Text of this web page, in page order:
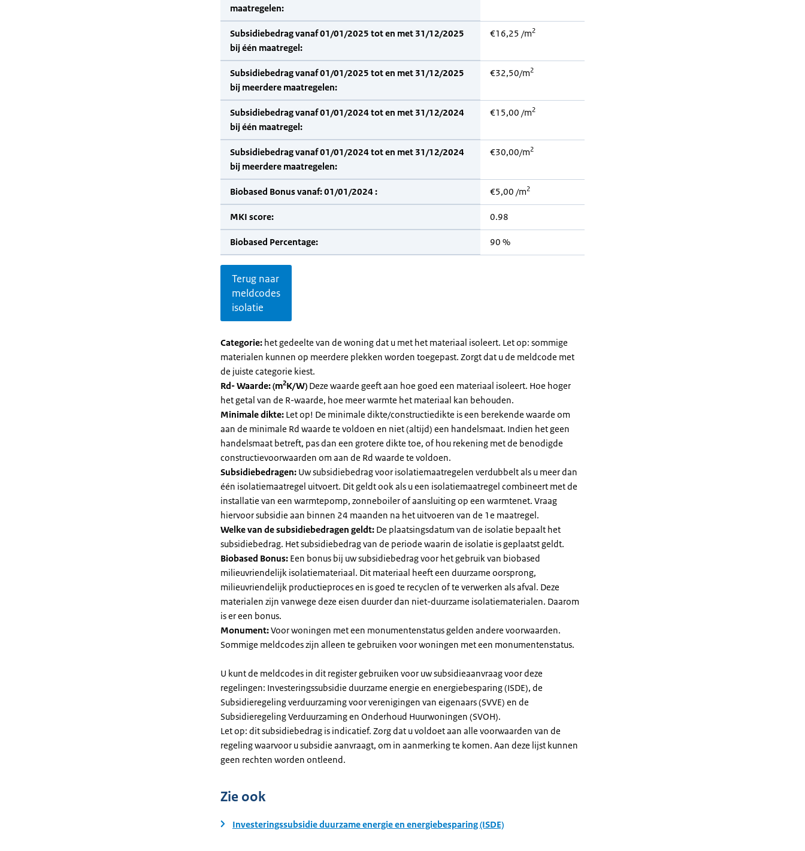
maatregelen:
Subsidiebedrag vanaf 01/01/2025 tot en met 31/12/2025
bij één maatregel:
€16,25 /m2
Subsidiebedrag vanaf 01/01/2025 tot en met 31/12/2025
bij meerdere maatregelen:
€32,50/m2
Subsidiebedrag vanaf 01/01/2024 tot en met 31/12/2024
bij één maatregel:
€15,00 /m2
Subsidiebedrag vanaf 01/01/2024 tot en met 31/12/2024
bij meerdere maatregelen:
€30,00/m2
Biobased Bonus vanaf: 01/01/2024 : €5,00 /m2
MKI score: 0.98
Biobased Percentage: 90 %
Terug naar
meldcodes
isolatie
Categorie: het gedeelte van de woning dat u met het materiaal isoleert. Let op: sommige
materialen kunnen op meerdere plekken worden toegepast. Zorgt dat u de meldcode met
de juiste categorie kiest.
Rd- Waarde: (m2K/W) Deze waarde geeft aan hoe goed een materiaal isoleert. Hoe hoger
het getal van de R-waarde, hoe meer warmte het materiaal kan behouden.
Minimale dikte: Let op! De minimale dikte/constructiedikte is een berekende waarde om
aan de minimale Rd waarde te voldoen en niet (altijd) een handelsmaat. Indien het geen
handelsmaat betreft, pas dan een grotere dikte toe, of hou rekening met de benodigde
constructievoorwaarden om aan de Rd waarde te voldoen.
Subsidiebedragen: Uw subsidiebedrag voor isolatiemaatregelen verdubbelt als u meer dan
één isolatiemaatregel uitvoert. Dit geldt ook als u een isolatiemaatregel combineert met de
installatie van een warmtepomp, zonneboiler of aansluiting op een warmtenet. Vraag
hiervoor subsidie aan binnen 24 maanden na het uitvoeren van de 1e maatregel.
Welke van de subsidiebedragen geldt: De plaatsingsdatum van de isolatie bepaalt het
subsidiebedrag. Het subsidiebedrag van de periode waarin de isolatie is geplaatst geldt.
Biobased Bonus: Een bonus bij uw subsidiebedrag voor het gebruik van biobased
milieuvriendelijk isolatiemateriaal. Dit materiaal heeft een duurzame oorsprong,
milieuvriendelijk productieproces en is goed te recyclen of te verwerken als afval. Deze
materialen zijn vanwege deze eisen duurder dan niet-duurzame isolatiematerialen. Daarom
is er een bonus.
Monument:Voor woningen met een monumentenstatus gelden andere voorwaarden.
Sommige meldcodes zijn alleen te gebruiken voor woningen met een monumentenstatus.
U kunt de meldcodes in dit register gebruiken voor uw subsidieaanvraag voor deze
regelingen: Investeringssubsidie duurzame energie en energiebesparing (ISDE), de
Subsidieregeling verduurzaming voor verenigingen van eigenaars (SVVE) en de
Subsidieregeling Verduurzaming en Onderhoud Huurwoningen (SVOH).
Let op: dit subsidiebedrag is indicatief. Zorg dat u voldoet aan alle voorwaarden van de
regeling waarvoor u subsidie aanvraagt, om in aanmerking te komen. Aan deze lijst kunnen
geen rechten worden ontleend.
Zie ook
Investeringssubsidie duurzame energie en energiebesparing (ISDE)